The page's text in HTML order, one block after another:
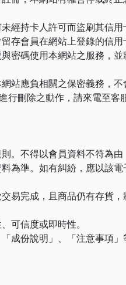
經持卡人許可而盜刷其信
存會員在網站上登錄的信用
密碼使用本網站之服務，
站應負相關之保密義務，不
刪除之動作，請來電至
不得以會員資料不符為由
為準。如有糾紛，應以該
易完成，且商品仍有存貨，
可信度或即時性。
成份說明」、「注意事項